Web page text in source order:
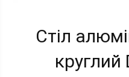
Стіл
круглий